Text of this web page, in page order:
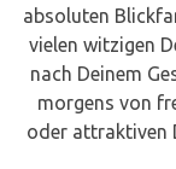
absoluten
vielen witzigen
nach Deinem
morgens von
oder attraktiven